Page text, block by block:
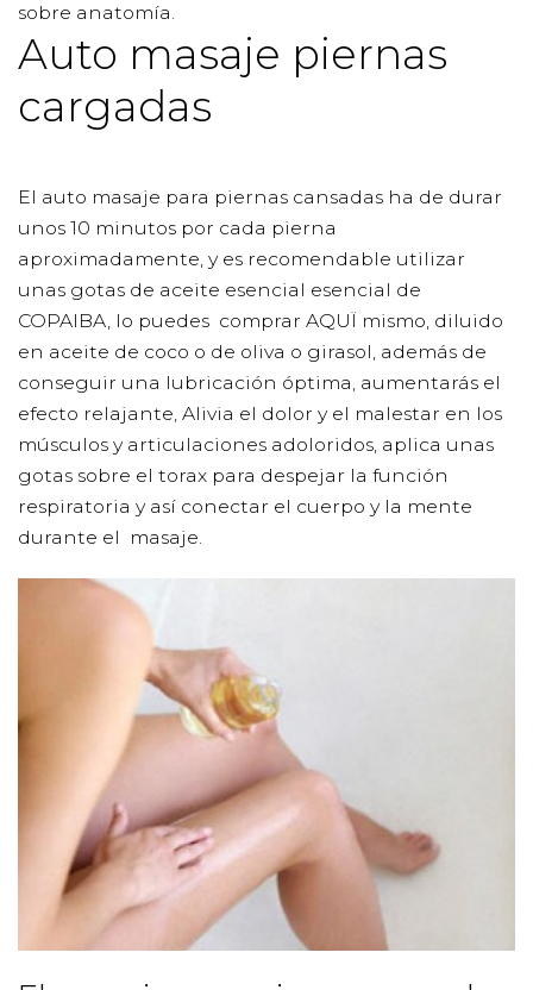
sobre anatomía.
Auto masaje piernas
cargadas
El auto masaje para piernas cansadas ha de durar
unos 10 minutos por cada pierna
aproximadamente, y es recomendable utilizar
unas gotas de aceite esencial esencial de
COPAIBA, lo puedes comprar AQUÏ mismo, diluido
en aceite de coco o de oliva o girasol, además de
conseguir una lubricación óptima, aumentarás el
efecto relajante, Alivia el dolor y el malestar en los
músculos y articulaciones adoloridos, aplica unas
gotas sobre el torax para despejar la función
respiratoria y así conectar el cuerpo y la mente
durante el masaje.